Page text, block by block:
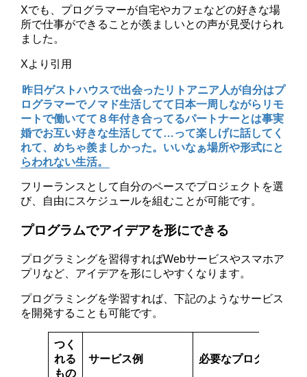
Xでも、プログラマーが自宅やカフェなどの好きな場
所で仕事ができることが羨ましいとの声が見受けられ
ました。
Xより引用
昨日ゲストハウスで出会ったリトアニア人が自分はプ
ログラマーでノマド生活してて日本一周しながらリモ
ートで働いてて８年付き合ってるパートナーとは事実
婚でお互い好きな生活してて…って楽しげに話してく
れて、めちゃ羨ましかった。いいなぁ場所や形式にと
らわれない生活。
フリーランスとして自分のペースでプロジェクトを選
び、自由にスケジュールを組むことが可能です。
プログラムでアイデアを形にできる
プログラミングを習得すればWebサービスやスマホア
プリなど、アイデアを形にしやすくなります。
プログラミングを学習すれば、下記のようなサービス
を開発することも可能です。
つく
れる
もの
サービス例 必要なプログラミン